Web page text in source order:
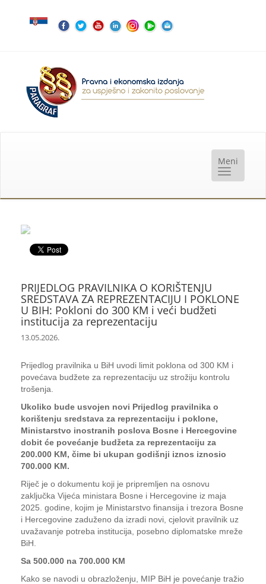
PRIJEDLOG PRAVILNIKA O KORIŠTENJU
SREDSTAVA ZA REPREZENTACIJU I POKLONE
U BIH: Pokloni do 300 KM i veći budžeti
institucija za reprezentaciju
13.05.2026.
Prijedlog pravilnika u BiH uvodi limit poklona od 300 KM i
povećava budžete za reprezentaciju uz strožiju kontrolu
trošenja.
Ukoliko bude usvojen novi Prijedlog pravilnika o
korištenju sredstava za reprezentaciju i poklone,
Ministarstvo inostranih poslova Bosne i Hercegovine
dobit će povećanje budžeta za reprezentaciju za
200.000 KM, čime bi ukupan godišnji iznos iznosio
700.000 KM.
Riječ je o dokumentu koji je pripremljen na osnovu
zaključka Vijeća ministara Bosne i Hercegovine iz maja
2025. godine, kojim je Ministarstvo finansija i trezora Bosne
i Hercegovine zaduženo da izradi novi, cjelovit pravilnik uz
uvažavanje potreba institucija, posebno diplomatske mreže
BiH.
Sa 500.000 na 700.000 KM
Kako se navodi u obrazloženju, MIP BiH je povećanje tražio